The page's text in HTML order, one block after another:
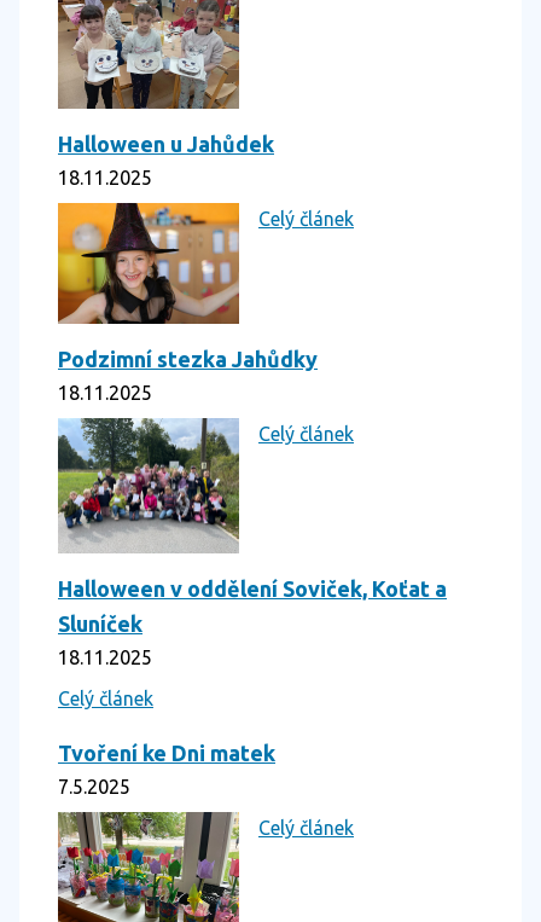
Halloween u Jahůdek
18.11.2025
Celý článek
Podzimní stezka Jahůdky
18.11.2025
Celý článek
Halloween v oddělení Soviček, Koťat a
Sluníček
18.11.2025
Celý článek
Tvoření ke Dni matek
7.5.2025
Celý článek